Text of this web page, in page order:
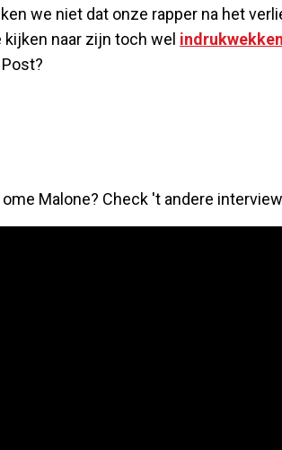
we niet dat onze rapper na het
naar zijn toch wel
Malone? Check 't andere